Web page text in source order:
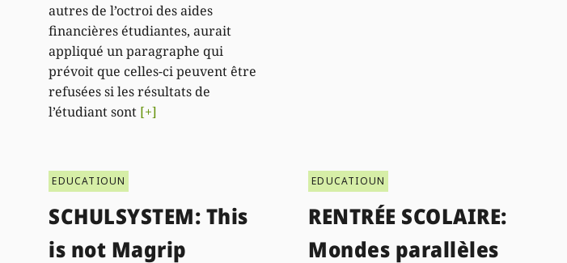
autres de l’octroi des aides
financières étudiantes, aurait
appliqué un paragraphe qui
prévoit que celles-ci peuvent être
refusées si les résultats de
l’étudiant sont [+]
EDUCATIOUN
SCHULSYSTEM: This
is not Magrip
EDUCATIOUN
RENTRÉE SCOLAIRE:
Mondes parallèles